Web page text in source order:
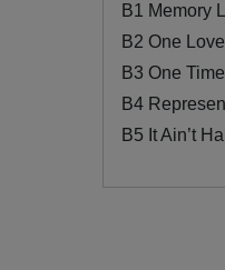
B1 Memory
B2 One
B3 One
B4
B5 It Ain’t